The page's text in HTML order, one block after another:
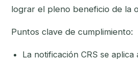
lograr el pleno beneficio de la
Puntos clave de cumplimiento:
La notificación CRS se